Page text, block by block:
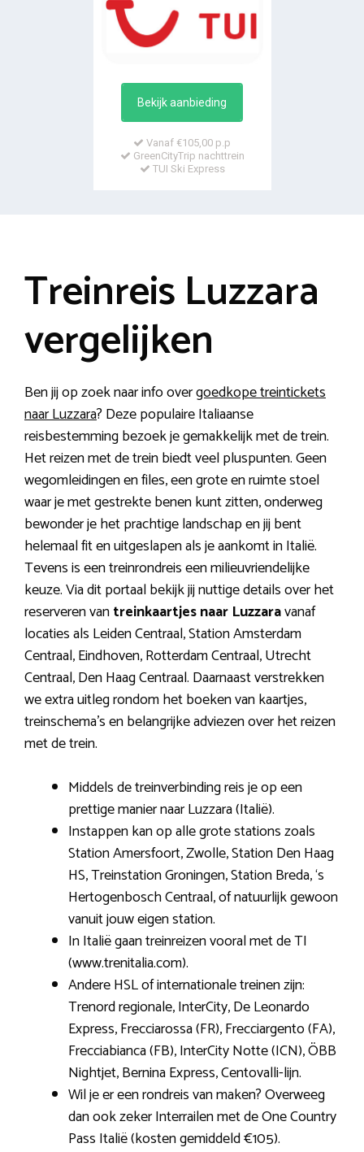
Bekijk aanbieding
Vanaf €105,00 p.p
GreenCityTrip nachttrein
TUI Ski Express
Treinreis Luzzara
vergelijken
Ben jij op zoek naar info overgoedkope treintickets
naar Luzzara? Deze populaire Italiaanse
reisbestemming bezoek je gemakkelijk met de trein.
Het reizen met de trein biedt veel pluspunten. Geen
wegomleidingen en files, een grote en ruimte stoel
waar je met gestrekte benen kunt zitten, onderweg
bewonder je het prachtige landschap en jij bent
helemaal fit en uitgeslapen als je aankomt in Italië.
Tevens is een treinrondreis een milieuvriendelijke
keuze. Via dit portaal bekijk jij nuttige details over het
reserveren vantreinkaartjes naar Luzzaravanaf
locaties als Leiden Centraal, Station Amsterdam
Centraal, Eindhoven, Rotterdam Centraal, Utrecht
Centraal, Den Haag Centraal. Daarnaast verstrekken
we extra uitleg rondom het boeken van kaartjes,
treinschema’s en belangrijke adviezen over het reizen
met de trein.
Middels de treinverbinding reis je op een
prettige manier naar Luzzara (Italië).
Instappen kan op alle grote stations zoals
Station Amersfoort, Zwolle, Station Den Haag
HS, Treinstation Groningen, Station Breda, ‘s
Hertogenbosch Centraal, of natuurlijk gewoon
vanuit jouw eigen station.
In Italië gaan treinreizen vooral met de TI
(www.trenitalia.com).
Andere HSL of internationale treinen zijn:
Trenord regionale, InterCity, De Leonardo
Express, Frecciarossa (FR), Frecciargento (FA),
Frecciabianca (FB), InterCity Notte (ICN), ÖBB
Nightjet, Bernina Express, Centovalli-lijn.
Wil je er een rondreis van maken? Overweeg
dan ook zeker Interrailen met de One Country
Pass Italië (kosten gemiddeld €105).